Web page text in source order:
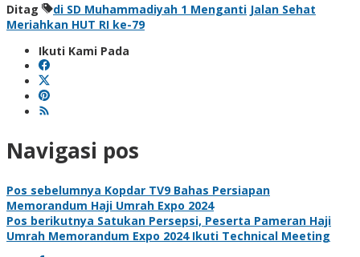
Ditag di SD Muhammadiyah 1 Menganti Jalan Sehat
Meriahkan HUT RI ke-79
Ikuti Kami Pada
Navigasi pos
Pos sebelumnya Kopdar TV9 Bahas Persiapan
Memorandum Haji Umrah Expo 2024
Pos berikutnya Satukan Persepsi, Peserta Pameran Haji
Umrah Memorandum Expo 2024 Ikuti Technical Meeting